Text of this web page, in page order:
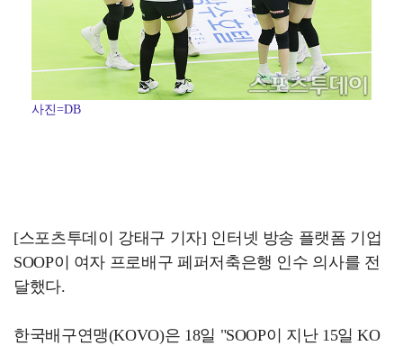
사진=DB
[스포츠투데이 강태구 기자] 인터넷 방송 플랫폼 기업
SOOP이 여자 프로배구 페퍼저축은행 인수 의사를 전
달했다.
한국배구연맹(KOVO)은 18일 "SOOP이 지난 15일 KO